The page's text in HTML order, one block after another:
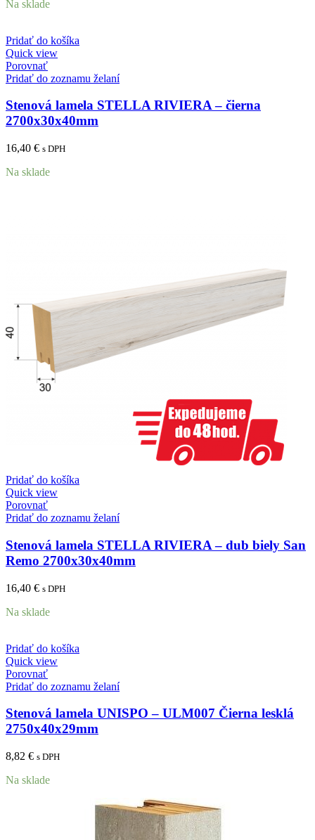
Na sklade
Pridať do košíka
Quick view
Porovnať
Pridať do zoznamu želaní
Stenová lamela STELLA RIVIERA – čierna
2700x30x40mm
16,40 € s DPH
Na sklade
Pridať do košíka
Quick view
Porovnať
Pridať do zoznamu želaní
Stenová lamela STELLA RIVIERA – dub biely San
Remo 2700x30x40mm
16,40 € s DPH
Na sklade
Pridať do košíka
Quick view
Porovnať
Pridať do zoznamu želaní
Stenová lamela UNISPO – ULM007 Čierna lesklá
2750x40x29mm
8,82 € s DPH
Na sklade